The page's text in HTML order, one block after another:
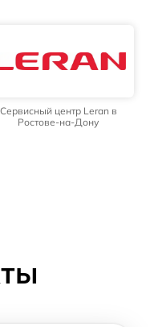
Сервисный центр Leran в
Ростове-на-Дону